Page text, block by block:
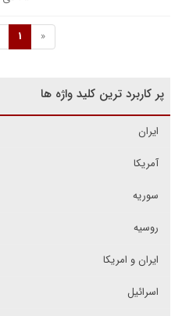
«
1
پر کاربرد ترین کلید واژه ها
ایران
آمریکا
سوریه
روسیه
ایران و امریکا
اسرائیل